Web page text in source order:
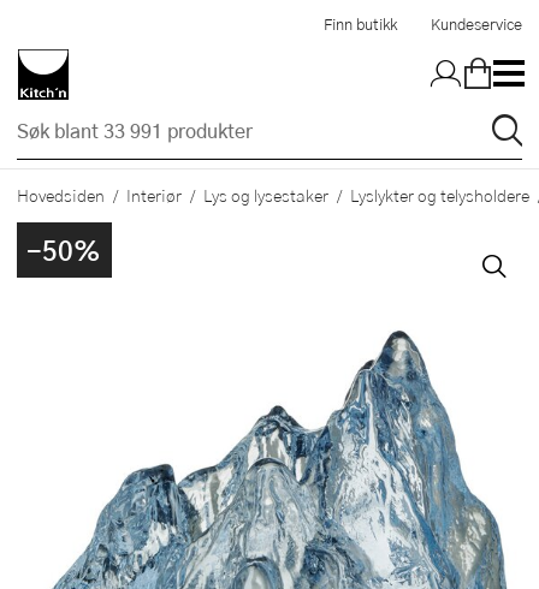
Finn butikk Kundeservice
Hovedsiden Interiør Lys og lysestaker Lyslykter og telysholdere
-50%